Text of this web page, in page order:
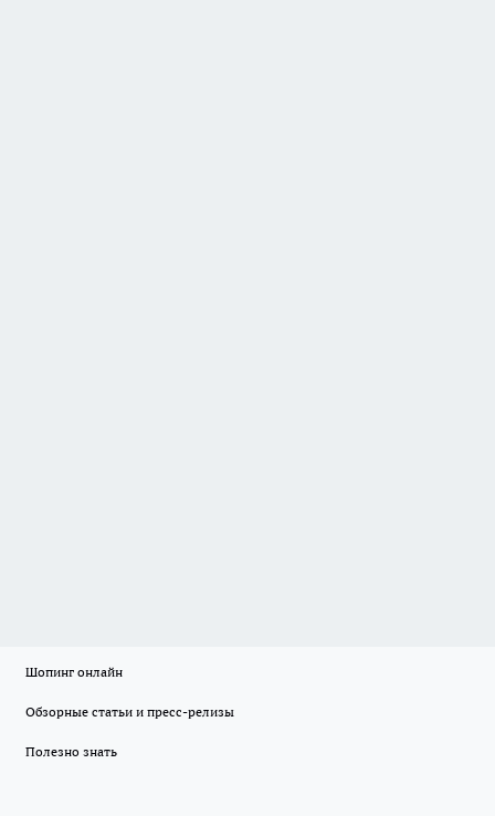
Шопинг онлайн
Обзорные статьи и пресс-релизы
Полезно знать